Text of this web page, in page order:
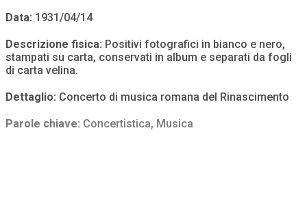
Data: 1931/04/14
Descrizione fisica: Positivi fotografici in bianco e nero,
stampati su carta, conservati in album e separati da fogli
di carta velina.
Dettaglio: Concerto di musica romana del Rinascimento
Parole chiave: Concertistica, Musica